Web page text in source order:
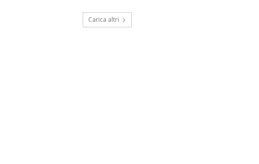
Carica altri